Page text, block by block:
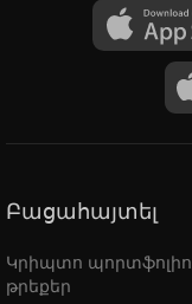
Բացահայտել
Կրիպտո պորտֆոլիո
թրեքեր